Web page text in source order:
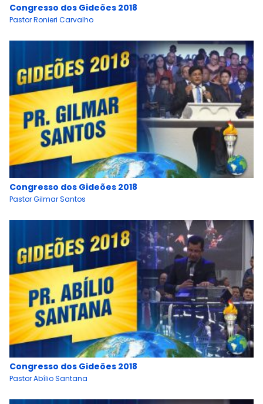
Congresso dos Gideões 2018
Pastor Ronieri Carvalho
Congresso dos Gideões 2018
Pastor Gilmar Santos
Congresso dos Gideões 2018
Pastor Abílio Santana